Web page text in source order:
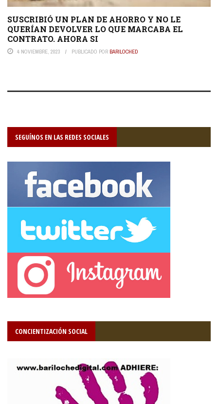
SUSCRIBIÓ UN PLAN DE AHORRO Y NO LE
QUERÍAN DEVOLVER LO QUE MARCABA EL
CONTRATO. AHORA SI
4 NOVIEMBRE, 2023 PUBLICADO POR BARILOCHED
SEGUÍNOS EN LAS REDES SOCIALES
CONCIENTIZACIÓN SOCIAL